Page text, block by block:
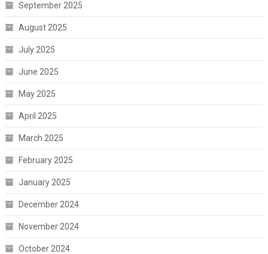
September 2025
August 2025
July 2025
June 2025
May 2025
April 2025
March 2025
February 2025
January 2025
December 2024
November 2024
October 2024